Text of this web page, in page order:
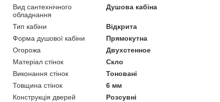
Вид сантехнічного
обладнання
Душова кабіна
Тип кабіни
Відкрита
Форма душової кабіни
Прямокутна
Огорожа
Двухстенное
Матеріал стінок
Скло
Виконання стінок
Тоновані
Товщина стінок
6 мм
Конструкція дверей
Розсувні